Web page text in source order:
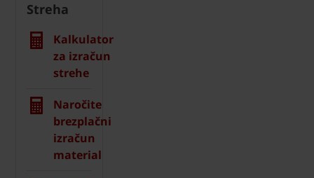
Streha
Kalkulator
za izračun
strehe
Naročite
brezplačni
izračun
material